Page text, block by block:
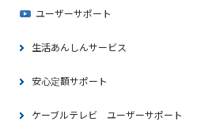
ユーザーサポート
生活あんしんサービス
安心定額サポート
ケーブルテレビ ユーザーサポート